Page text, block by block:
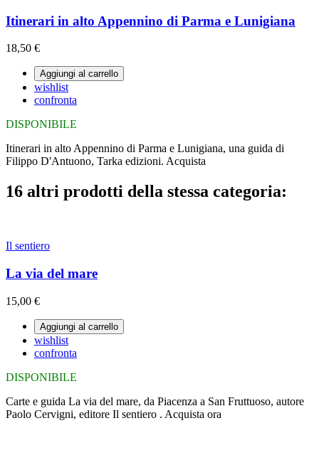
Itinerari in alto Appennino di Parma e Lunigiana
18,50 €
Aggiungi al carrello
wishlist
confronta
DISPONIBILE
Itinerari in alto Appennino di Parma e Lunigiana, una guida di
Filippo D'Antuono, Tarka edizioni. Acquista
16 altri prodotti della stessa categoria:
Il sentiero
La via del mare
15,00 €
Aggiungi al carrello
wishlist
confronta
DISPONIBILE
Carte e guida La via del mare, da Piacenza a San Fruttuoso, autore
Paolo Cervigni, editore Il sentiero . Acquista ora